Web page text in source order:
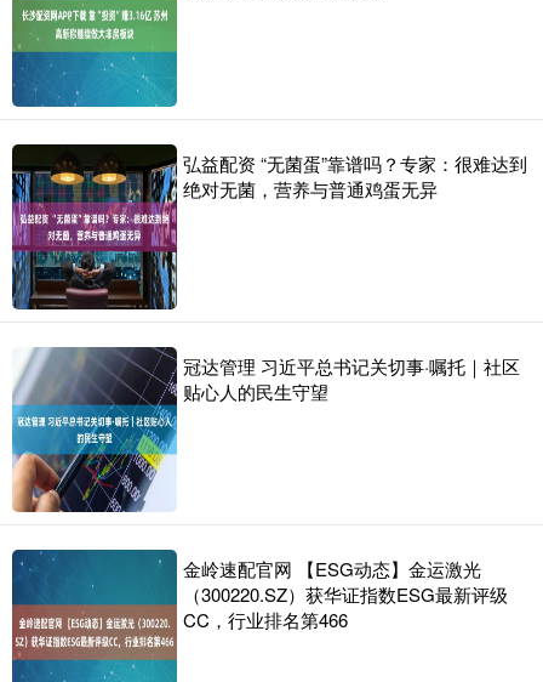
弘益配资 “无菌蛋”靠谱吗？专家：很难达到
绝对无菌，营养与普通鸡蛋无异
冠达管理 习近平总书记关切事·嘱托｜社区
贴心人的民生守望
金岭速配官网 【ESG动态】金运激光
（300220.SZ）获华证指数ESG最新评级
CC，行业排名第466